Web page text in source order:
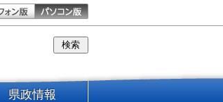
県政情報